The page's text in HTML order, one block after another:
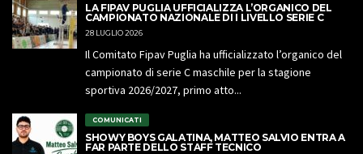
LA FIPAV PUGLIA UFFICIALIZZA L’ORGANICO DEL
CAMPIONATO NAZIONALE DI I LIVELLO SERIE C
28 LUGLIO 2026
Il Comitato Fipav Puglia ha ufficializzato l’organico del
campionato di serie C maschile per la stagione
sportiva 2026/2027, primo atto...
COMUNICATI
SHOWY BOYS GALATINA, MATTEO SALVIO ENTRA A
FAR PARTE DELLO STAFF TECNICO